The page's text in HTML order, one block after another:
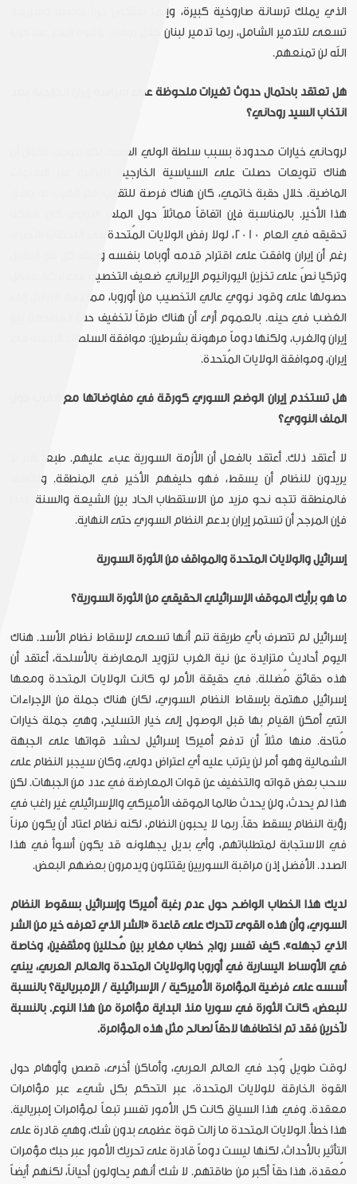
الذي يملك ترسانة صاروخية كبيرة، وإنما ستكون حرباً خاطفة وسريعة
تسعى للتدمير الشامل، ربما تدمير لبنان خلال يومين. وقوة الردع عند حزب
الله لن تمنعهم.
هل تعتقد باحتمال حدوث تغيرات ملحوظة على سياسة إيران الخارجية بعد
انتخاب السيد روحاني؟
لروحاني خيارات محدودة بسبب سلطة الولي الفقيه. لكن يتوجب القول أن
هناك تنويعات حصلت على السياسية الخارجية الإيرانية عبر السنوات
الماضية. خلال حقبة خاتمي، كان هناك فرصة للتقارب مع الغرب لو وافق
هذا الأخير. بالمناسبة فإن اتفاقاً مماثلاً حول الملف النووي كان ممكناً
تحقيقه في العام 2010، لولا رفض الولايات المُتحدة في اللحظات الأخيرة،
رغم أن إيران وافقت على اقتراح قدمه أوباما بنفسه ورعته كل من البرازيل
وتركيا نصّ على تخزين اليورانيوم الإيراني ضعيف التخصيب في تركيا، مقابل
حصولها على وقود نووي عالي التخصيب من أوروبا، مما دفع البرازيل إلى
الغضب في حينه. بالعموم أرى أن هناك طرقاً لتخفيف حدة المواجهة بين
إيران والغرب، ولكنها دوماً مرهونة بشرطين: موافقة السلطات الروحية في
إيران، وموافقة الولايات المُتحدة.
هل تستخدم إيران الوضع السوري كورقة في مفاوضاتها مع الغرب حول
الملف النووي؟
لا أعتقد ذلك. أعتقد بالفعل أن الأزمة السورية عبء عليهم. طبعاً هم لا
يريدون للنظام أن يسقط، فهو حليفهم الأخير في المنطقة. وللأسف
فالمنطقة تتجه نحو مزيد من الاستقطاب الحاد بين الشيعة والسنة، ولذا
فإن المرجح أن تستمر إيران بدعم النظام السوري حتى النهاية.
إسرائيل والولايات المتحدة والمواقف من الثورة السورية
ما هو برأيك الموقف الإسرائيلي الحقيقي من الثورة السورية؟
إسرائيل لم تتصرف بأي طريقة تنم أنها تسعى لإسقاط نظام الأسد. هناك
اليوم أحاديث متزايدة عن نية الغرب لتزويد المعارضة بالأسلحة، أعتقد أن
هذه حقائق مُضللة. في حقيقة الأمر لو كانت الولايات المتحدة ومعها
إسرائيل مهتمة بإسقاط النظام السوري، لكان هناك جملة من الإجراءات
التي أمكن القيام بها قبل الوصول إلى خيار التسليح، وهي جملة خيارات
مُتاحة. منها مثلاً أن تدفع أميركا إسرائيل لحشد قواتها على الجبهة
الشمالية وهو أمر لن يترتب عليه أي اعتراض دولي، وكان سيجبر النظام على
سحب بعض قواته والتخفيف عن قوات المعارضة في عدد من الجبهات. لكن
هذا لم يحدث، ولن يحدث طالما الموقف الأميركي والإسرائيلي غير راغب في
رؤية النظام يسقط حقاً. ربما لا يحبون النظام، لكنه نظام اعتاد أن يكون مرناً
في الاستجابة لمتطلباتهم، وأي بديل يجهلونه قد يكون أسوأ في هذا
الصدد. الأفضل إذن مراقبة السوريين يقتتلون ويدمرون بعضهم البعض.
لديك هذا الخطاب الواضح حول عدم رغبة أميركا وإسرائيل بسقوط النظام
السوري، وأن هذه القوى تتحرك على قاعدة «الشر الذي تعرفه خير من الشر
الذي تجهله». كيف تفسر رواج خطاب مغاير بين مُحللين ومثقفين، وخاصة
في الأوساط اليسارية في أوروبا والولايات المتحدة والعالم العربي، يبني
أسسه على فرضية المؤامرة الأميركية / الإسرائيلية / الإمبريالية؟ بالنسبة
للبعض، كانت الثورة في سوريا منذ البداية مؤامرة من هذا النوع. بالنسبة
لآخرين فقد تم اختطافها لاحقاً لصالح مثل هذه المؤامرة.
لوقت طويل وُجد في العالم العربي، وأماكن أخرى، قصص وأوهام حول
القوة الخارقة للولايات المتحدة، عبر التحكم بكل شيء عبر مؤامرات
معقدة. وفي هذا السياق كانت كل الأمور تفسر تبعاً لمؤامرات إمبريالية.
هذا خطأ. الولايات المتحدة ما زالت قوة عظمى بدون شك، وهي قادرة على
التأثير بالأحداث، لكنها ليست دوماً قادرة على تحريك الأمور عبر حبك مؤمرات
مُعقدة، هذا حقاً أكبر من طاقتهم. لا شك أنهم يحاولون أحياناً، لكنهم أيضاً